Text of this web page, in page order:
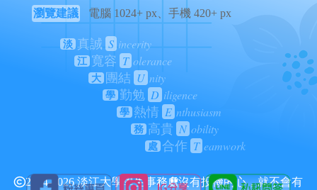
瀏覽建議
電腦 1024+ px、手機 420+ px
淡 真誠 S incerity
江 寬容 T olerance
大 團結 U nity
學 勤勉 D iligence
學 熱情 E nthusiasm
務 高貴 N obility
處 合作 T eamwork
2024-2026 淡江大學學生事務處沒有投機的心，就不會有